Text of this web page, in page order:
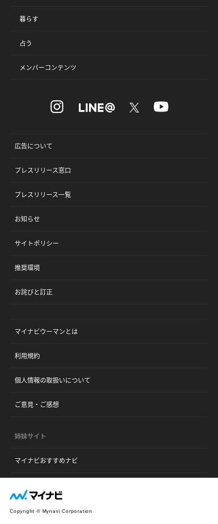
暮らす
占う
メンバーコンテンツ
広告について
プレスリリース窓口
プレスリリース一覧
お知らせ
サイトポリシー
推奨環境
お詫びと訂正
マイナビウーマンとは
利用規約
個人情報の取扱いについて
ご意見・ご感想
姉妹サイト
マイナビおすすめナビ
Copyright © Mynavi Corporation